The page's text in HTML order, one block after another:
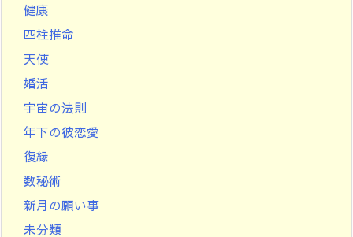
健康
四柱推命
天使
婚活
宇宙の法則
年下の彼恋愛
復縁
数秘術
新月の願い事
未分類